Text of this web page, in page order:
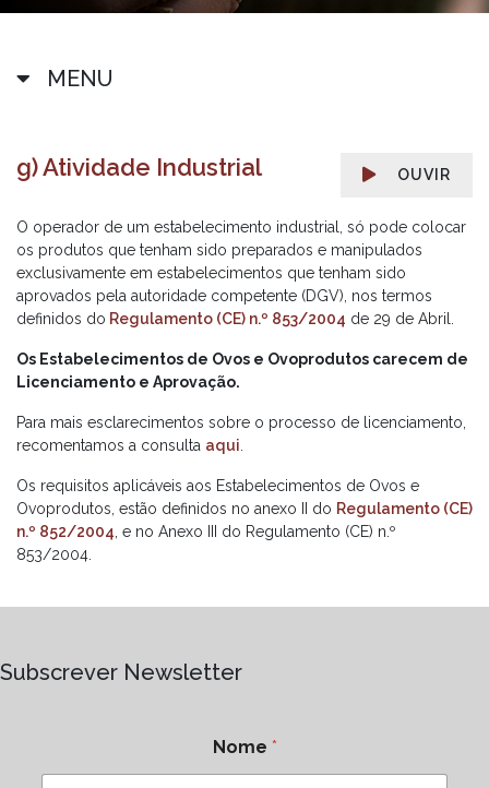
MENU
OUVIR
g) Atividade Industrial
O operador de um estabelecimento industrial, só pode colocar
os produtos que tenham sido preparados e manipulados
exclusivamente em estabelecimentos que tenham sido
aprovados pela autoridade competente (DGV), nos termos
definidos do Regulamento (CE) n.º 853/2004 de 29 de Abril.
Os Estabelecimentos de Ovos e Ovoprodutos carecem de
Licenciamento e Aprovação.
Para mais esclarecimentos sobre o processo de licenciamento,
recomentamos a consulta aqui
Os requisitos aplicáveis aos Estabelecimentos de Ovos e
Ovoprodutos, estão definidos no anexo II do Regulamento (CE)
n.º 852/2004 , e no Anexo III do Regulamento (CE) n.º
853/2004.
Subscrever Newsletter
Nome *